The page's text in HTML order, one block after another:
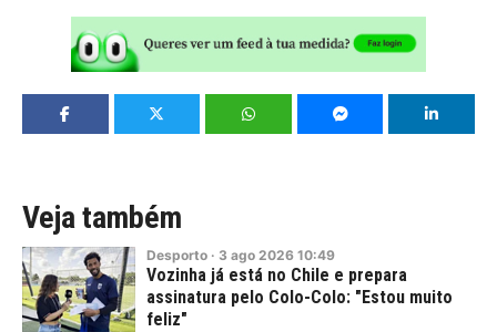
Veja também
Desporto · 3 ago 2026 10:49
Vozinha já está no Chile e prepara
assinatura pelo Colo-Colo: "Estou muito
feliz"